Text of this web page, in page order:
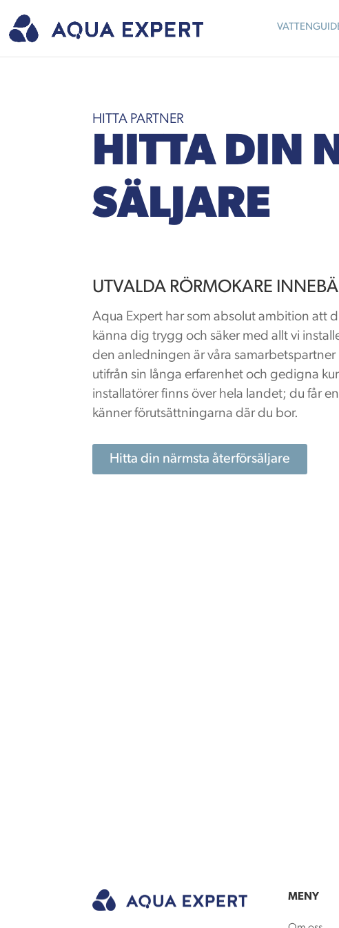
HITTA PARTNER
HITTA DIN
SÄLJARE
UTVALDA RÖRMOKARE
Aqua Expert har som absolut ambition att
känna dig trygg och säker med allt vi
den anledningen är våra
utifrån sin långa erfarenhet och gedigna
installatörer finns över hela landet; du får
känner förutsättningarna där du bor.
Hitta din närmsta återförsäljare
MENY